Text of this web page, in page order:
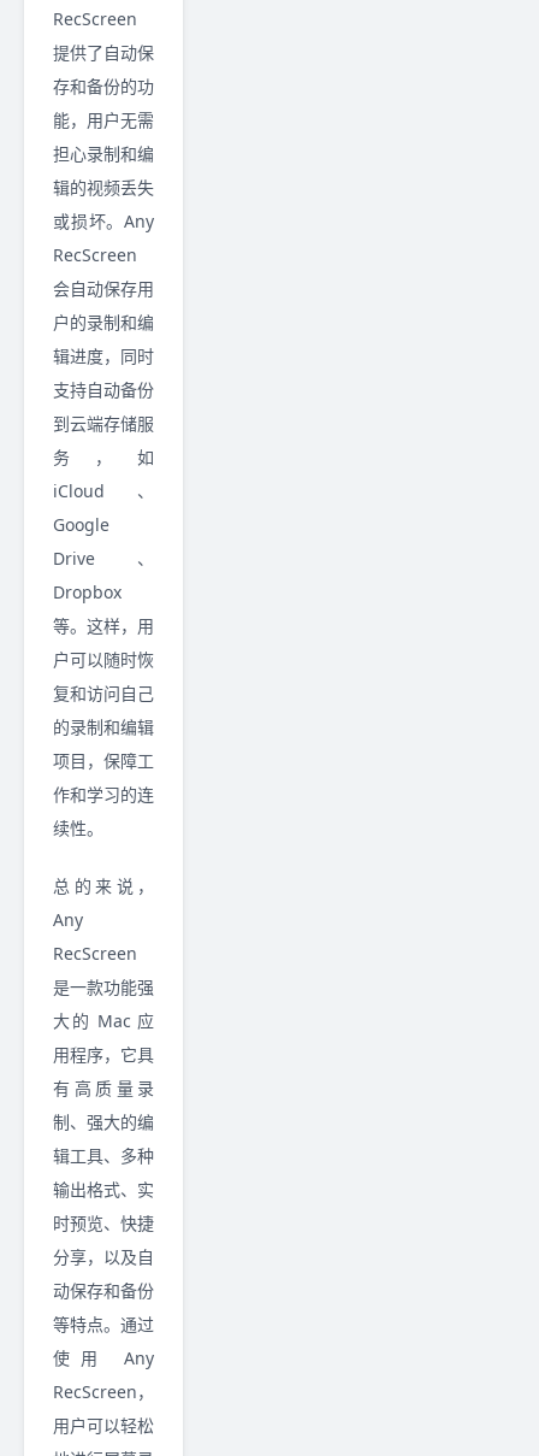
RecScreen
提供了自动保
存和备份的功
能，用户无需
担心录制和编
辑的视频丢失
或损坏。Any
RecScreen
会自动保存用
户的录制和编
辑进度，同时
支持自动备份
到云端存储服
务，如
iCloud、
Google
Drive、
Dropbox
等。这样，用
户可以随时恢
复和访问自己
的录制和编辑
项目，保障工
作和学习的连
续性。
总的来说，
Any
RecScreen
是一款功能强
大的 Mac 应
用程序，它具
有高质量录
制、强大的编
辑工具、多种
输出格式、实
时预览、快捷
分享，以及自
动保存和备份
等特点。通过
使用 Any
RecScreen，
用户可以轻松